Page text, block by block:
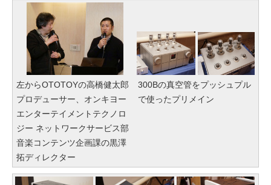
左からOTOTOYの高橋健太郎
プロデューサー、オンキヨー
エンターテイメントテクノロ
ジー ネットワークサービス部
音楽コンテンツ企画課の黒澤
拓ディレクター
300Bの真空管をプッシュプル
で使ったプリメイン